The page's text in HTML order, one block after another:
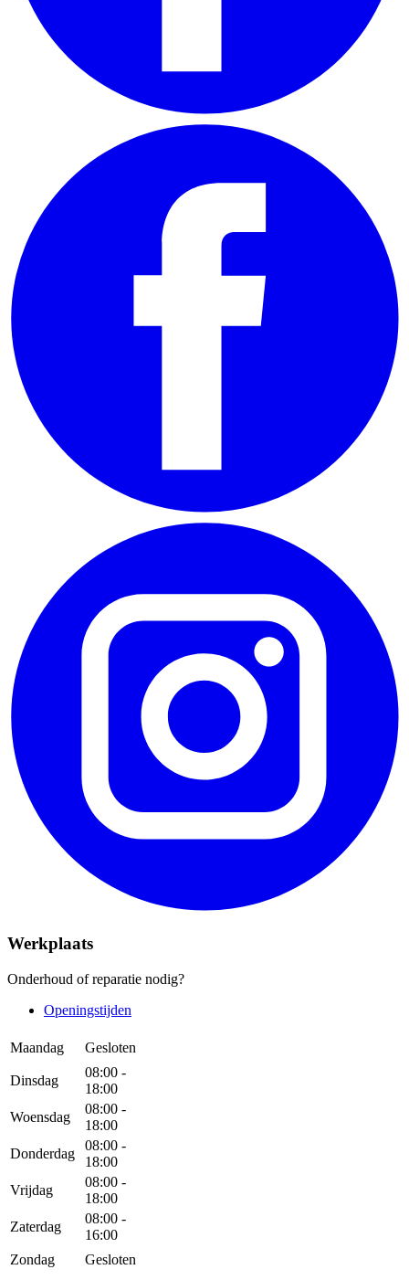
Werkplaats
Onderhoud of reparatie nodig?
Openingstijden
Maandag Gesloten
Dinsdag
08:00 -
18:00
Woensdag
08:00 -
18:00
Donderdag
08:00 -
18:00
Vrijdag
08:00 -
18:00
Zaterdag
08:00 -
16:00
Zondag
Gesloten